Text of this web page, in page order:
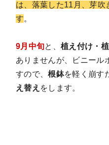
は、落葉した11月、芽吹
す。
9月中旬と、 植え付け・
ありませんが、ビニール
すので、根鉢を軽く崩す
え替え をします。